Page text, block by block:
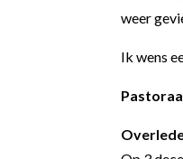
weer
Ik wens